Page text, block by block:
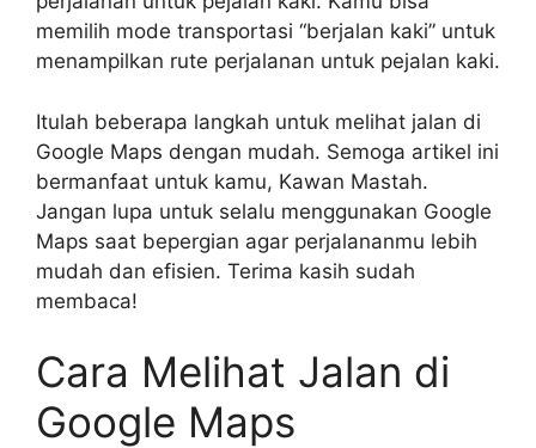
memilih mode transportasi “berjalan kaki” untuk
menampilkan rute perjalanan untuk pejalan kaki.
Itulah beberapa langkah untuk melihat jalan di
Google Maps dengan mudah. Semoga artikel ini
bermanfaat untuk kamu, Kawan Mastah.
Jangan lupa untuk selalu menggunakan Google
Maps saat bepergian agar perjalananmu lebih
mudah dan efisien. Terima kasih sudah
membaca!
Cara Melihat Jalan di
Google Maps